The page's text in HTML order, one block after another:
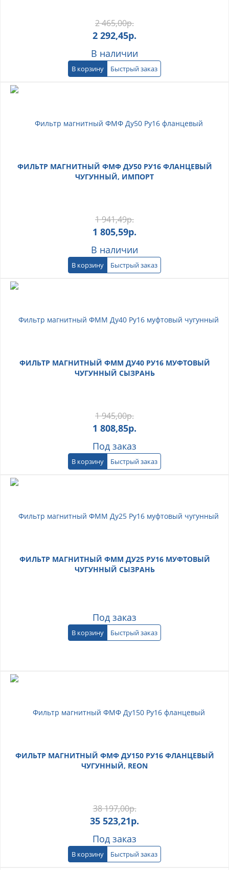
2 465,00р.
2 292,45р.
В наличии
В корзину Быстрый заказ
ФИЛЬТР МАГНИТНЫЙ ФМФ ДУ50 РУ16 ФЛАНЦЕВЫЙ
ЧУГУННЫЙ, ИМПОРТ
1 941,49р.
1 805,59р.
В наличии
В корзину Быстрый заказ
ФИЛЬТР МАГНИТНЫЙ ФММ ДУ40 РУ16 МУФТОВЫЙ
ЧУГУННЫЙ СЫЗРАНЬ
1 945,00р.
1 808,85р.
Под заказ
В корзину Быстрый заказ
ФИЛЬТР МАГНИТНЫЙ ФММ ДУ25 РУ16 МУФТОВЫЙ
ЧУГУННЫЙ СЫЗРАНЬ
Под заказ
В корзину Быстрый заказ
ФИЛЬТР МАГНИТНЫЙ ФМФ ДУ150 РУ16 ФЛАНЦЕВЫЙ
ЧУГУННЫЙ, REON
38 197,00р.
35 523,21р.
Под заказ
В корзину Быстрый заказ